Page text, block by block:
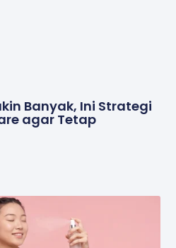
Banyak, Ini Strategi
agar Tetap